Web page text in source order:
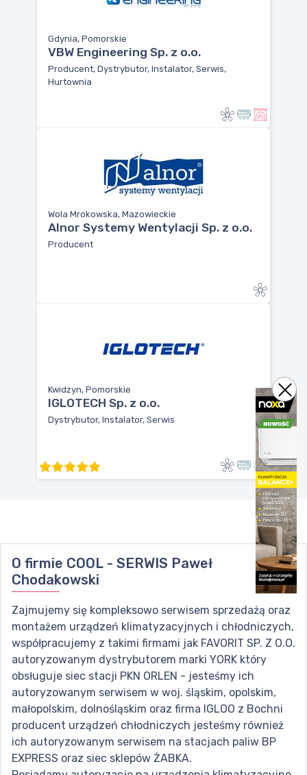
Gdynia, Pomorskie
VBW Engineering Sp. z o.o.
Producent, Dystrybutor, Instalator, Serwis,
Hurtownia
Wola Mrokowska, Mazowieckie
Alnor Systemy Wentylacji Sp. z o.o.
Producent
Kwidzyn, Pomorskie
IGLOTECH Sp. z o.o.
Dystrybutor, Instalator, Serwis
O firmie COOL - SERWIS Paweł
Chodakowski
Zajmujemy się kompleksowo serwisem sprzedażą oraz
montażem urządzeń klimatyzacyjnych i chłodniczych,
współpracujemy z takimi firmami jak FAVORIT SP. Z O.O.
autoryzowanym dystrybutorem marki YORK który
obsługuje siec stacji PKN ORLEN - jesteśmy ich
autoryzowanym serwisem w woj. śląskim, opolskim,
małopolskim, dolnośląskim oraz firma IGLOO z Bochni
producent urządzeń chłodniczych jesteśmy również
ich autoryzowanym serwisem na stacjach paliw BP
EXPRESS oraz siec sklepów ŻABKA.